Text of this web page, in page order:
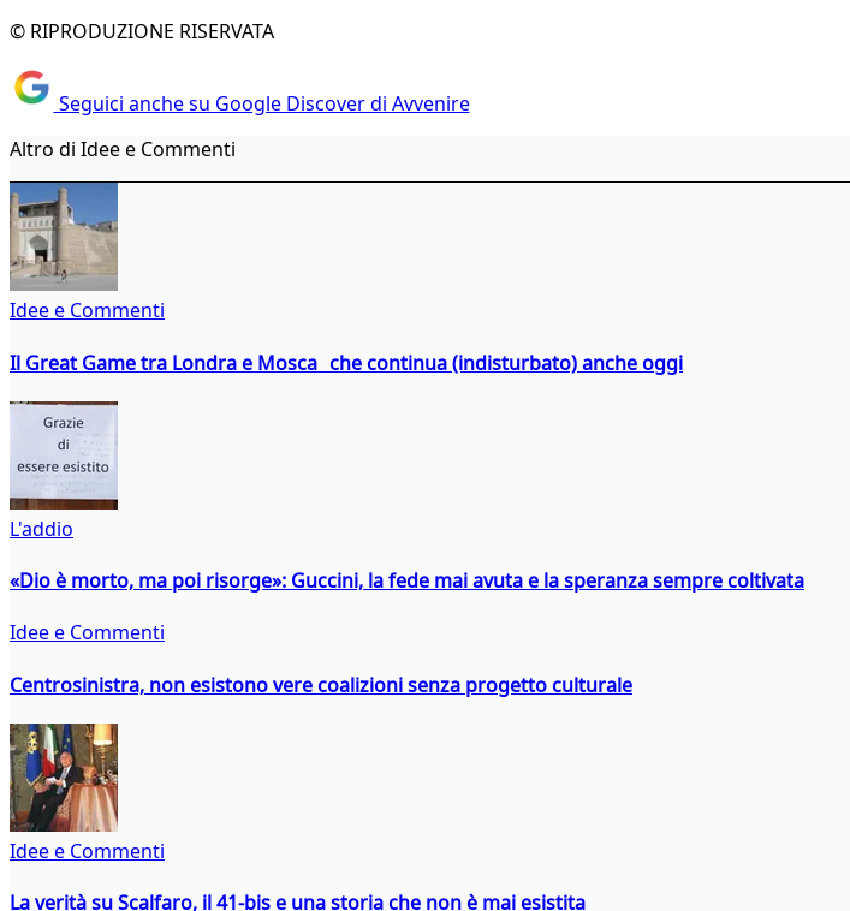
© RIPRODUZIONE RISERVATA
Seguici anche su Google Discover di Avvenire
Altro di Idee e Commenti
Idee e Commenti
Il Great Game tra Londra e Mosca che continua (indisturbato) anche oggi
L'addio
«Dio è morto, ma poi risorge»: Guccini, la fede mai avuta e la speranza sempre coltivata
Idee e Commenti
Centrosinistra, non esistono vere coalizioni senza progetto culturale
Idee e Commenti
La verità su Scalfaro, il 41-bis e una storia che non è mai esistita